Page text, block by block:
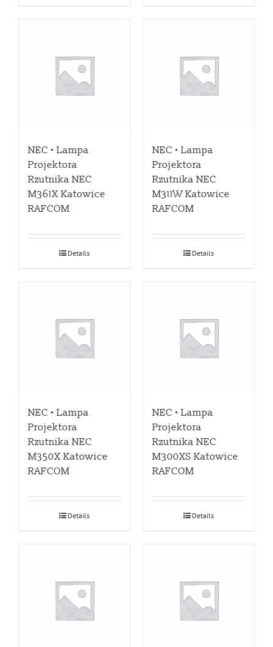
NEC • Lampa
Projektora
Rzutnika NEC
M361X Katowice
RAFCOM
Details
NEC • Lampa
Projektora
Rzutnika NEC
M311W Katowice
RAFCOM
Details
NEC • Lampa
Projektora
Rzutnika NEC
M350X Katowice
RAFCOM
Details
NEC • Lampa
Projektora
Rzutnika NEC
M300XS Katowice
RAFCOM
Details